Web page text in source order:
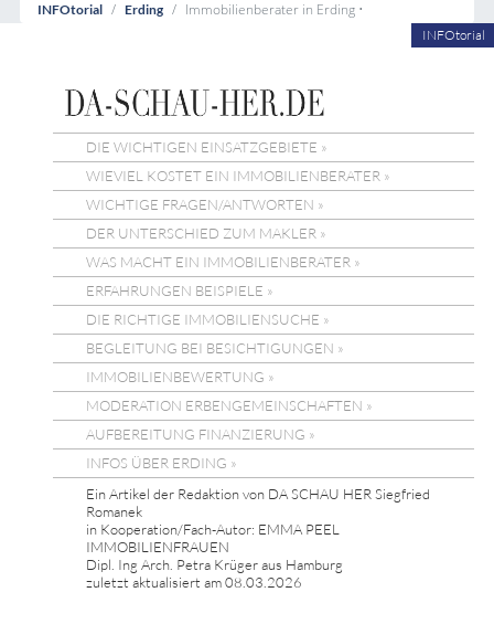
INFOtorial Erding
Immobilienberater in Erding •
INFOtorial
DIE WICHTIGEN EINSATZGEBIETE »
WIEVIEL KOSTET EIN IMMOBILIENBERATER »
WICHTIGE FRAGEN/ANTWORTEN »
DER UNTERSCHIED ZUM MAKLER »
WAS MACHT EIN IMMOBILIENBERATER »
ERFAHRUNGEN BEISPIELE »
DIE RICHTIGE IMMOBILIENSUCHE »
BEGLEITUNG BEI BESICHTIGUNGEN »
IMMOBILIENBEWERTUNG »
MODERATION ERBENGEMEINSCHAFTEN »
AUFBEREITUNG FINANZIERUNG »
INFOS ÜBER ERDING »
Ein Artikel der Redaktion von DA SCHAU HER Siegfried
Romanek
in Kooperation/Fach-Autor: EMMA PEEL
IMMOBILIENFRAUEN
Dipl. Ing Arch. Petra Krüger aus Hamburg
zuletzt aktualisiert am 08.03.2026